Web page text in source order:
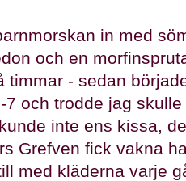
in med
och en
timmar - sedan
7 och trodde jag
inte ens kissa,
Grefven fick vakna
med kläderna varje